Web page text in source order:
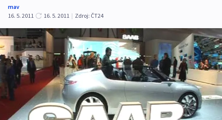
mav
16. 5. 2011
16. 5. 2011 | Zdroj: ČT24